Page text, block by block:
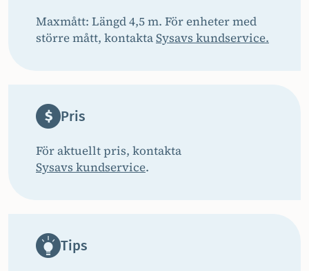
Maxmått: Längd 4,5 m. För enheter med
större mått, kontaktaSysavs kundservice.
Pris
För aktuellt pris, kontakta
Sysavs kundservice.
Tips